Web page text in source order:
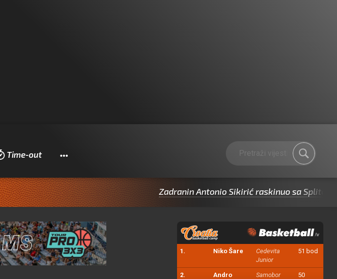
Time-out Pretraži
Zadranin Antonio Sikirić raskinuo sa Splitom pa
1. Niko Šare
Cedevita
Junior
51 bod
2.
Andro
Samobor
50